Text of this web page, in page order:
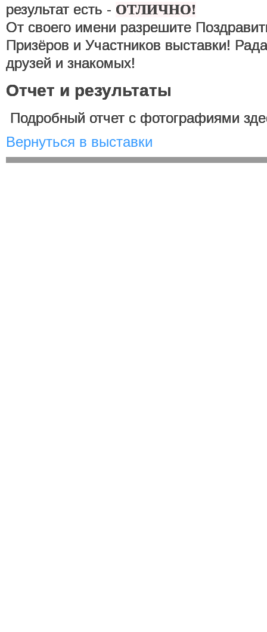
результат есть - ОТЛИЧНО!
От своего имени разрешите
Призёров и Участников выставки!
друзей и знакомых!
Отчет и результаты
Подробный отчет с фотографиями
Вернуться в выставки